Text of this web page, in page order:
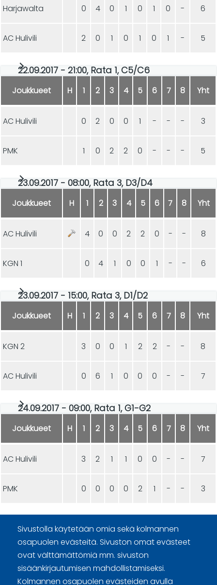
Harjawalta 0 4 0 1 0 1 0 - 6
AC Hulivili 2 0 1 0 1 0 1 - 5
22.09.2017 - 21:00, Rata 1, C5/C6
Joukkueet H 1 2 3 4 5 6 7 8 Yht
AC Hulivili 0 2 0 0 1 - - - 3
PMK 1 0 2 2 0 - - - 5
23.09.2017 - 08:00, Rata 3, D3/D4
Joukkueet H 1 2 3 4 5 6 7 8 Yht
AC Hulivili 4 0 0 2 2 0 - - 8
KGN 1 0 4 1 0 0 1 - - 6
23.09.2017 - 15:00, Rata 3, D1/D2
Joukkueet H 1 2 3 4 5 6 7 8 Yht
KGN 2 3 0 0 1 2 2 - - 8
AC Hulivili 0 6 1 0 0 0 - - 7
24.09.2017 - 09:00, Rata 1, G1-G2
Joukkueet H 1 2 3 4 5 6 7 8 Yht
AC Hulivili 3 2 1 1 0 0 - - 7
PMK 0 0 0 0 2 1 - - 3
Sivustolla käytetään omia sekä kolmannen
osapuolen evästeitä. Sivuston omat evästeet
ovat välttämättömiä mm. sivuston
sisäänkirjautumisen mahdollistamiseksi.
Kolmannen osapuolen evästeiden avulla
Curling Finland